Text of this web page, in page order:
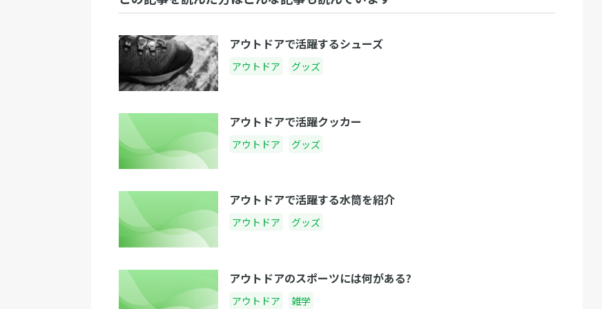
アウトドアで活躍するシューズ
アウトドア グッズ
アウトドアで活躍クッカー
アウトドア グッズ
アウトドアで活躍する水筒を紹介
アウトドア グッズ
アウトドアのスポーツには何がある?
アウトドア 雑学